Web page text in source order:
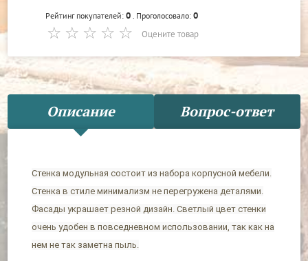
Рейтинг покупателей:0 . Проголосовало:0
Оцените товар
Описание Вопрос-ответ
Стенка модульная состоит из набора корпусной мебели.
Стенка в стиле минимализм не перегружена деталями.
Фасады украшает резной дизайн. Светлый цвет стенки
очень удобен в повседневном использовании, так как на
нем не так заметна пыль.